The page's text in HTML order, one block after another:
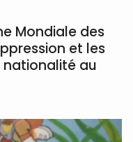
Mondiale des
et les
au